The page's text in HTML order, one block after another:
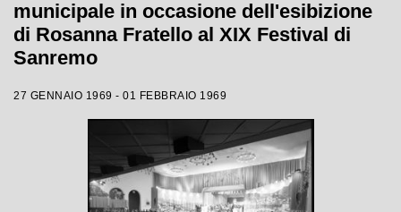
municipale in occasione dell'esibizione
di Rosanna Fratello al XIX Festival di
Sanremo
27 GENNAIO 1969 - 01 FEBBRAIO 1969